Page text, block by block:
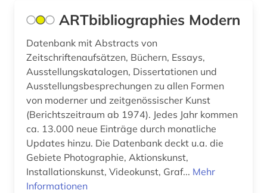
fid ost-, ostmittel- und südosteuropa (1)
fid slawistik (2)
film (4)
finanzwirtschaft (1)
finnland (1)
fischerei (2)
forschung (3)
ARTbibliographies Modern
Datenbank mit Abstracts von
Zeitschriftenaufsätzen, Büchern, Essays,
Ausstellungskatalogen, Dissertationen und
Ausstellungsbesprechungen zu allen Formen
von moderner und zeitgenössischer Kunst
(Berichtszeitraum ab 1974). Jedes Jahr kommen
ca. 13.000 neue Einträge durch monatliche
Updates hinzu. Die Datenbank deckt u.a. die
Gebiete Photographie, Aktionskunst,
Installationskunst, Videokunst, Graf... Mehr
Informationen